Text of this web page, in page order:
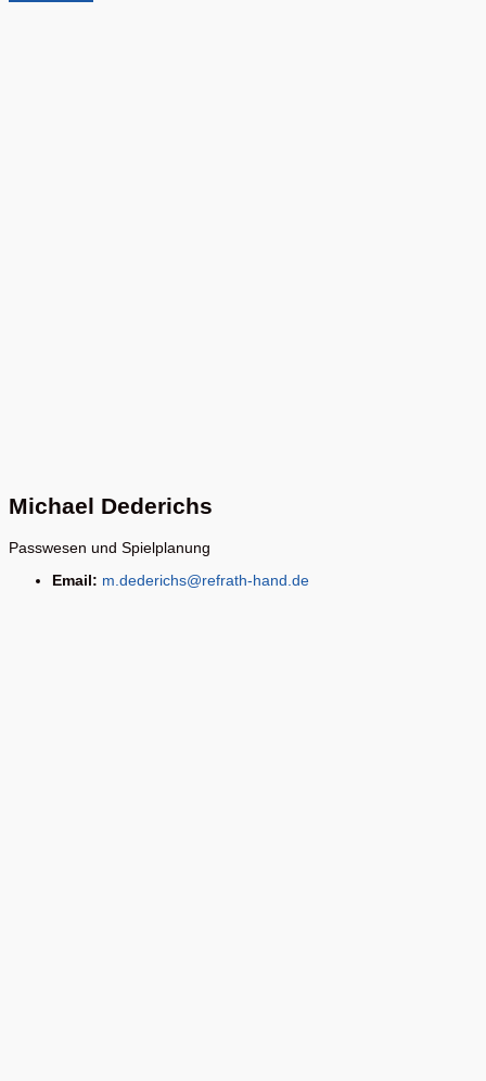
Michael Dederichs
Passwesen und Spielplanung
Email: m.dederichs@refrath-hand.de